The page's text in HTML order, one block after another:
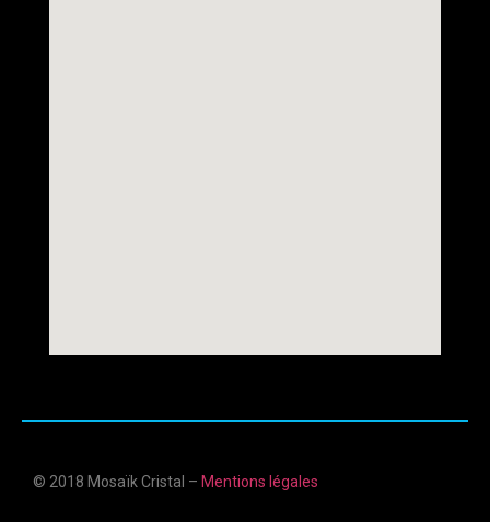
© 2018 Mosaïk Cristal – Mentions légales